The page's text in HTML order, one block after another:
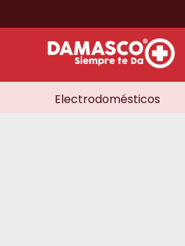
Electrodomésticos